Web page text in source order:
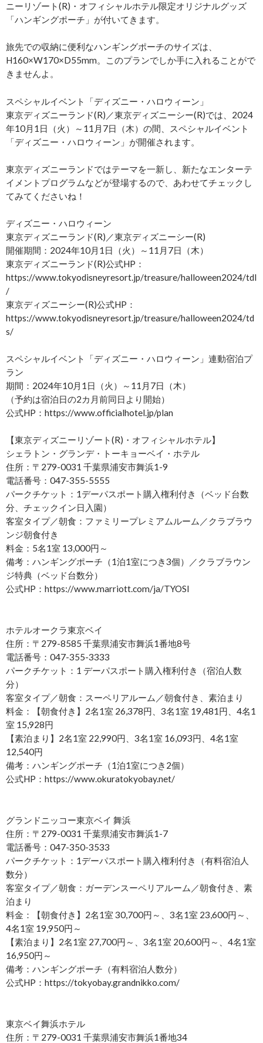
ニーリゾート(R)・オフィシャルホテル限定オリジナルグッズ
「ハンギングポーチ」が付いてきます。
旅先での収納に便利なハンギングポーチのサイズは、
H160×W170×D55mm。このプランでしか手に入れることがで
きませんよ。
スペシャルイベント「ディズニー・ハロウィーン」
東京ディズニーランド(R)／東京ディズニーシー(R)では、2024
年10月1日（火）～11月7日（木）の間、スペシャルイベント
「ディズニー・ハロウィーン」が開催されます。
東京ディズニーランドではテーマを一新し、新たなエンターテ
イメントプログラムなどが登場するので、あわせてチェックし
てみてくださいね！
ディズニー・ハロウィーン
東京ディズニーランド(R)／東京ディズニーシー(R)
開催期間：2024年10月1日（火）～11月7日（木）
東京ディズニーランド(R)公式HP：
https://www.tokyodisneyresort.jp/treasure/halloween2024/tdl
/
東京ディズニーシー(R)公式HP：
https://www.tokyodisneyresort.jp/treasure/halloween2024/td
s/
スペシャルイベント「ディズニー・ハロウィーン」連動宿泊プ
ラン
期間：2024年10月1日（火）～11月7日（木）
（予約は宿泊日の2カ月前同日より開始）
公式HP：https://www.officialhotel.jp/plan
【東京ディズニーリゾート(R)・オフィシャルホテル】
シェラトン・グランデ・トーキョーベイ・ホテル
住所：〒279-0031 千葉県浦安市舞浜1-9
電話番号：047-355-5555
パークチケット：1デーパスポート購入権利付き（ベッド台数
分、チェックイン日入園）
客室タイプ／朝食：ファミリープレミアムルーム／クラブラウ
ンジ朝食付き
料金：5名1室 13,000円～
備考：ハンギングポーチ（1泊1室につき3個）／クラブラウン
ジ特典（ベッド台数分）
公式HP：https://www.marriott.com/ja/TYOSI
ホテルオークラ東京ベイ
住所：〒279-8585 千葉県浦安市舞浜1番地8号
電話番号：047-355-3333
パークチケット：1 デーパスポート購入権利付き（宿泊人数
分）
客室タイプ／朝食：スーペリアルーム／朝食付き、素泊まり
料金：【朝食付き】2名1室 26,378円、3名1室 19,481円、4名1
室 15,928円
【素泊まり】2名1室 22,990円、3名1室 16,093円、4名1室
12,540円
備考：ハンギングポーチ（1泊1室につき2個）
公式HP：https://www.okuratokyobay.net/
グランドニッコー東京ベイ 舞浜
住所：〒279-0031 千葉県浦安市舞浜1-7
電話番号：047-350-3533
パークチケット：1デーパスポート購入権利付き（有料宿泊人
数分）
客室タイプ／朝食：ガーデンスーペリアルーム／朝食付き、素
泊まり
料金：【朝食付き】2名1室 30,700円～、3名1室 23,600円～、
4名1室 19,950円～
【素泊まり】2名1室 27,700円～、3名1室 20,600円～、4名1室
16,950円～
備考：ハンギングポーチ（有料宿泊人数分）
公式HP：https://tokyobay.grandnikko.com/
東京ベイ舞浜ホテル
住所：〒279-0031 千葉県浦安市舞浜1番地34